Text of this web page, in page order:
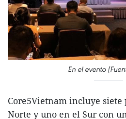
En el evento
Core5Vietnam incluye siete
Norte y uno en el Sur con